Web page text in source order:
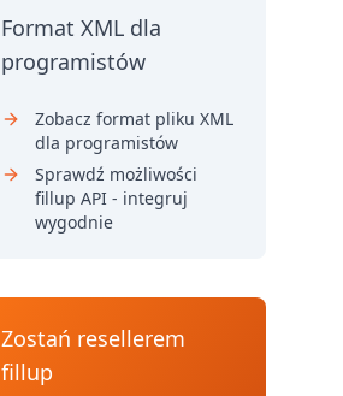
Format XML dla
programistów
Zobacz format pliku XML
dla programistów
Sprawdź możliwości
fillup API - integruj
wygodnie
Zostań resellerem
fillup